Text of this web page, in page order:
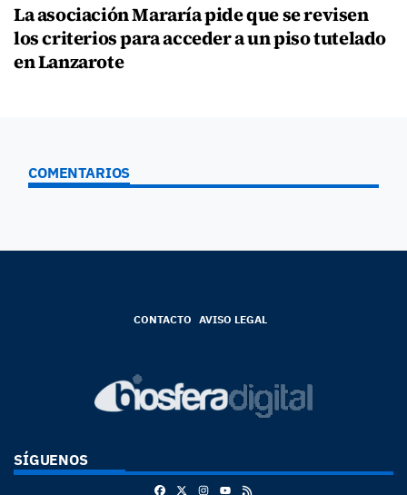
La asociación Mararía pide que se revisen
los criterios para acceder a un piso tutelado
en Lanzarote
COMENTARIOS
CONTACTO AVISO LEGAL
SÍGUENOS
FacebookInstagram